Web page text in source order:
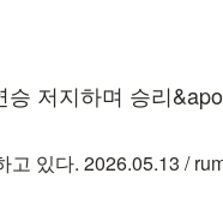
있다. 2026.05.13 /